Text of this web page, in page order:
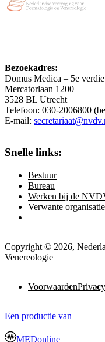
Bezoekadres:
Domus Medica – 5e
Mercatorlaan 1200
3528 BL Utrecht
Telefoon: 030-2006800
E-mail:
Snelle links:
Bestuur
Bureau
Werken bij de
Verwante
Copyright © 2026,
Venereologie
VoorwaardenPrivacy
Een productie van
MEDonline